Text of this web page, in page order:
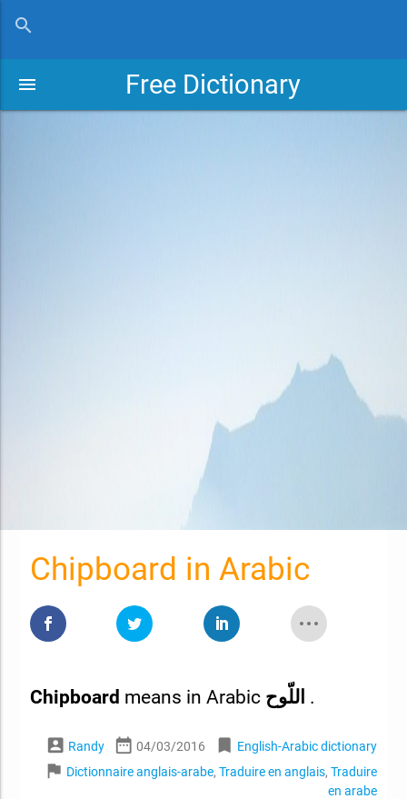
search
Free Dictionary
menu
Chipboard in Arabic
Chipboard means in Arabic اللّوح .
account_box Randy date_range 04/03/2016 bookmark English-Arabic dictionary
flag Dictionnaire anglais-arabe,Traduire en anglais,Traduire
en arabe